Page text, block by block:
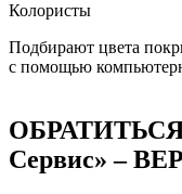
Колористы
Подбирают цвета
с помощью
ОБРАТИТЬСЯ
Сервис» –